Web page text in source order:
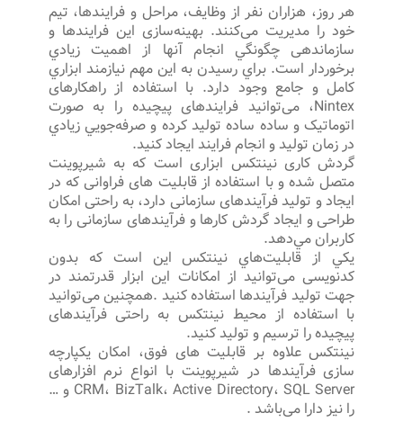
هر روز، هزاران نفر از وظایف، مراحل و فرایندها، تیم
خود را مدیریت می‌کنند. بهینه‌سازی این فرایندها و
سازماندهی چگونگي انجام آنها از اهميت زيادي
برخوردار است. براي رسيدن به اين مهم نيازمند ابزاري
كامل و جامع وجود دارد. با استفاده از راهکارهای
Nintex، می‌توانید فرایندهای پیچیده را به صورت
اتوماتیک و ساده ساده توليد كرده و صرفه‌جويي زيادي
در زمان توليد و انجام فرايند ايجاد كنيد.
گردش کاری نینتکس ابزاری است که به شیرپوینت
متصل شده و با استفاده از قابلیت های فراوانی که در
ایجاد و تولید فرآیندهای سازمانی دارد، به راحتی امکان
طراحی و ایجاد گردش کارها و فرآیندهای سازمانی را به
كاربران مي‌دهد.
يكي از قابليت‌هاي نينتكس اين است كه بدون
کدنویسی می‌توانيد از امکانات این ابزار قدرتمند در
جهت تولید فرآیندها استفاده كنيد .همچنین می‌توانید
با استفاده از محیط نینتکس به راحتی فرآیندهای
پیچیده را ترسیم و تولید کنید.
نينتكس علاوه بر قابلیت های فوق، امکان یکپارچه
سازی فرآیندها در شیرپوینت با انواع نرم افزارهای
CRM، BizTalk، Active Directory، SQL Server و …
را نیز دارا می‌باشد .